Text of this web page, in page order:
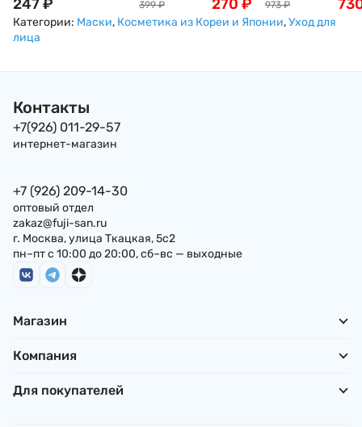
Morinaga, 55,2г,
Япония
247₽ 399 ₽ 270 ₽
платины Platinum
973 ₽
Категории: Маски, Косметика из Кореи и Японии,Уход для
лица
Контакты
+7(926) 011-29-57
интернет-магазин
+7 (926) 209-14-30
оптовый отдел
zakaz@fuji-san.ru
г. Москва, улица Ткацкая, 5с2
пн–пт с 10:00 до 20:00, сб–вс — выходные
Магазин
Компания
Для покупателей